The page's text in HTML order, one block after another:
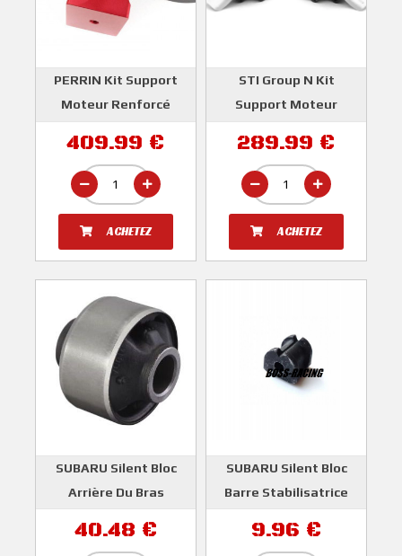
PERRIN Kit Support
Moteur Renforcé
WRX STI
PERRIN
409.99 €
ACHETEZ
STI Group N Kit
Support Moteur
IMPREZA GT 1993-2000
WRX et STI 2001-2015
STI
289.99 €
ACHETEZ
SUBARU Silent Bloc
Arrière Du Bras
WRX et STI 2008-2016
40.48 €
SUBARU Silent Bloc
Barre Stabilisatrice
et 2.0D TURBO DIESEL
9.96 €